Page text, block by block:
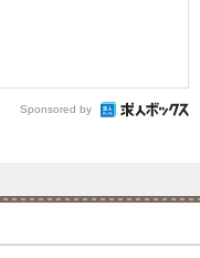
Sponsored by